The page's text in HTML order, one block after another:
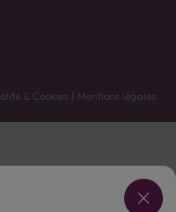
& Cookies | Mentions légales
caviste pour plus de renseignements.